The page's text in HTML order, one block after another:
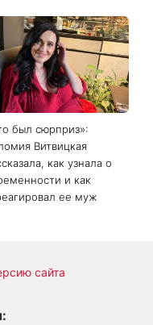
был сюрприз»:
Витвицкая
как узнала о
и как
ее муж
сайта